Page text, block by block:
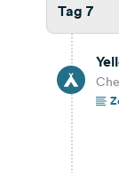
Tag 12
Tag 7